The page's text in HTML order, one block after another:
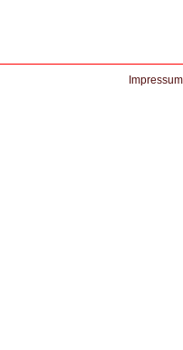
Impressum